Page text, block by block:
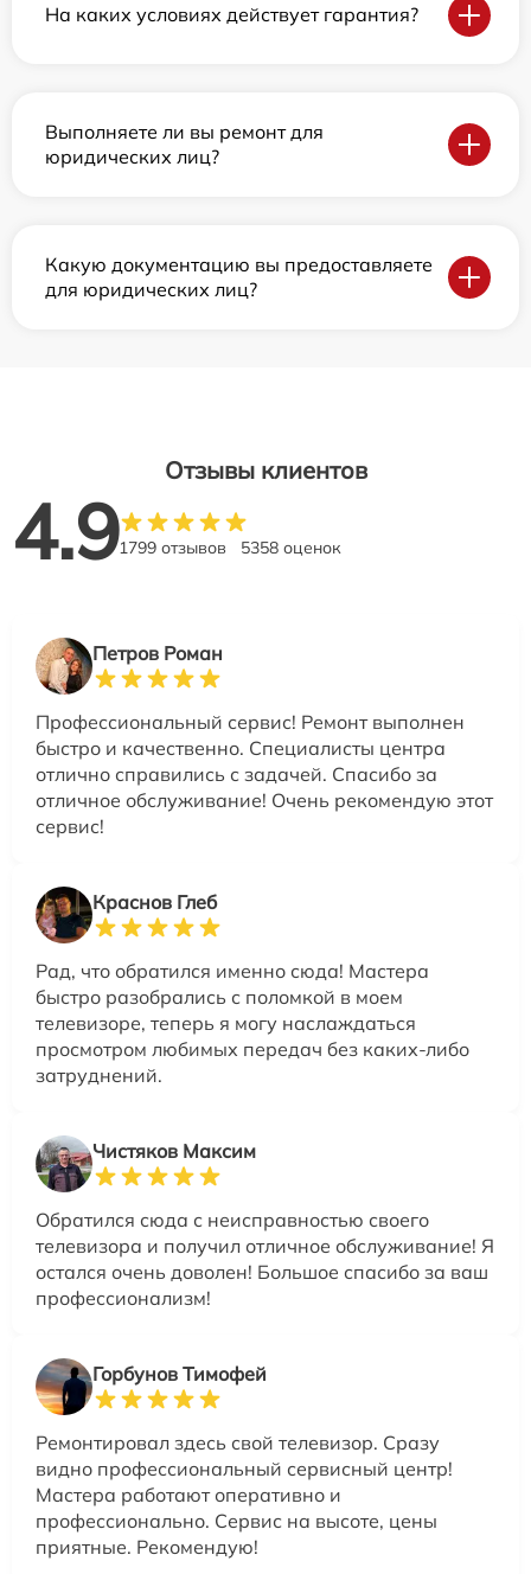
На каких условиях действует гарантия?
Выполняете ли вы ремонт для
юридических лиц?
Какую документацию вы предоставляете
для юридических лиц?
Отзывы клиентов
4.91799 отзывов 5358 оценок
Петров Роман
Профессиональный сервис! Ремонт выполнен
быстро и качественно. Специалисты центра
отлично справились с задачей. Спасибо за
отличное обслуживание! Очень рекомендую этот
сервис!
Краснов Глеб
Рад, что обратился именно сюда! Мастера
быстро разобрались с поломкой в моем
телевизоре, теперь я могу наслаждаться
просмотром любимых передач без каких-либо
затруднений.
Чистяков Максим
Обратился сюда с неисправностью своего
телевизора и получил отличное обслуживание! Я
остался очень доволен! Большое спасибо за ваш
профессионализм!
Горбунов Тимофей
Ремонтировал здесь свой телевизор. Сразу
видно профессиональный сервисный центр!
Мастера работают оперативно и
профессионально. Сервис на высоте, цены
приятные. Рекомендую!